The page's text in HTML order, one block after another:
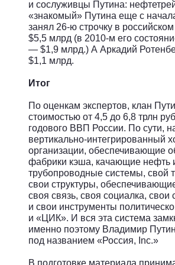
и сослуживцы Путина:
«знакомый» Путина еще с
занял 26-ю строчку в
$5,5 млрд (в 2010-м его
— $1,9 млрд.) А Аркадий
$1,1 млрд.
Итог
По оценкам экспертов, клан
стоимостью от 4,5 до 6,8 трлн
годового ВВП России. По сути,
вертикально-интегрированный
организации, обеспечивающие
фабрики кэша, качающие нефть
трубопроводные системы, свой
свои структуры,
своя связь, своя социалка,
и свои инструменты
и «ЦИК». И вся эта система
именно поэтому Владимир
под названием «Россия, Inc.»
В подготовке материала